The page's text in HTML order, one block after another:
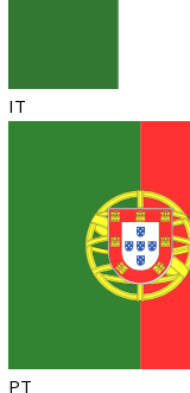
IT
PT